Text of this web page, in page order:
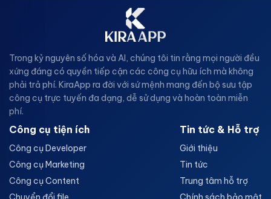
Trong kỷ nguyên số hóa và AI, chúng tôi tin rằng mọi người đều
xứng đáng có quyền tiếp cận các công cụ hữu ích mà không
phải trả phí. KiraApp ra đời với sứ mệnh mang đến bộ sưu tập
công cụ trực tuyến đa dạng, dễ sử dụng và hoàn toàn miễn
phí.
Công cụ tiện ích
Công cụ Developer
Công cụ Marketing
Công cụ Content
Tin tức & Hỗ trợ
Giới thiệu
Tin tức
Trung tâm hỗ trợ